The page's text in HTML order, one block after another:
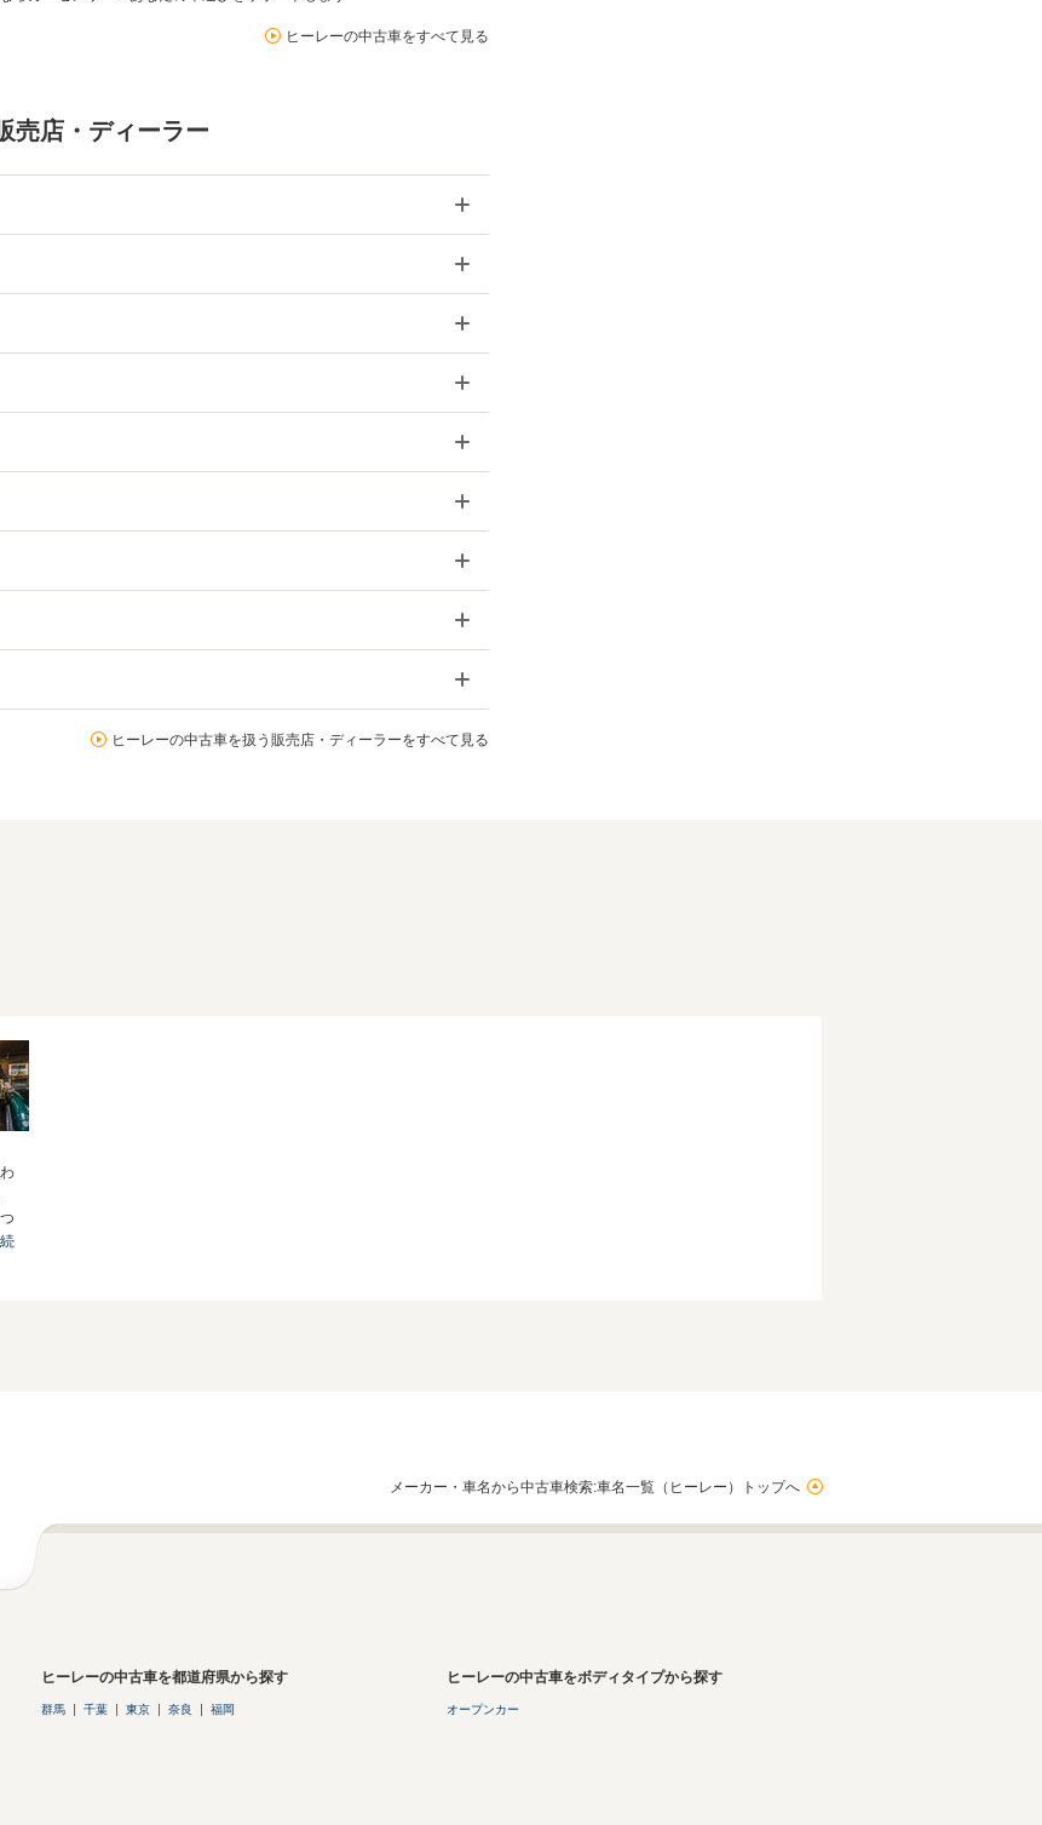
ヒーレーの中古車をすべて見る
売店・ディーラー
ヒーレーの中古車を扱う販売店・ディーラーをすべて見る
続
メーカー・車名から中古車検索:車名一覧（ヒーレー）トップへ
ヒーレーの中古車を都道府県から探す
群馬 千葉 東京 奈良 福岡
ヒーレーの中古車をボディタイプから探す
オープンカー